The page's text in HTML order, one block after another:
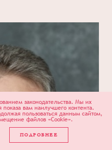
законодательства. Мы их
вам наилучшего контента.
пользоваться данным сайтом,
файлов «Cookie».
ПОДРОБНЕЕ